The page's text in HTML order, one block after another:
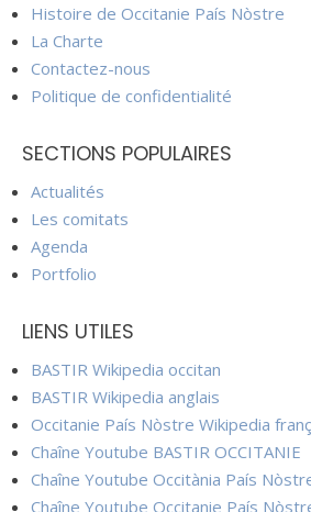
Histoire de Occitanie País Nòstre
La Charte
Contactez-nous
Politique de confidentialité
SECTIONS POPULAIRES
Actualités
Les comitats
Agenda
Portfolio
LIENS UTILES
BASTIR Wikipedia occitan
BASTIR Wikipedia anglais
Occitanie País Nòstre Wikipedia
Chaîne Youtube BASTIR OCCITANIE
Chaîne Youtube Occitània País
Chaîne Youtube Occitanie País